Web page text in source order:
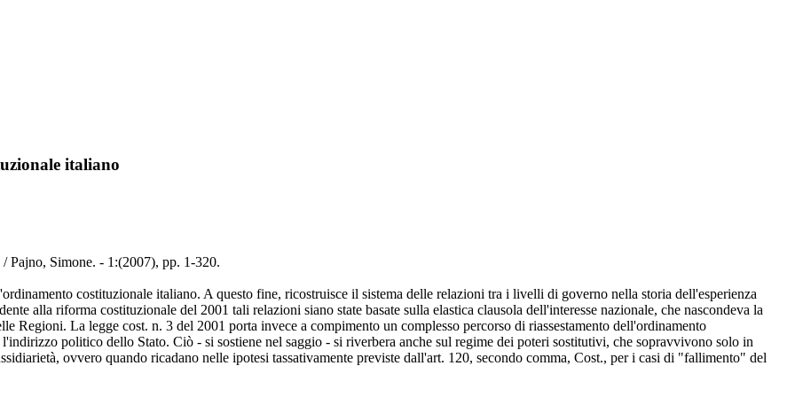
italiano
Pajno, Simone. - 1:(2007), pp. 1-320.
costituzionale italiano. A questo fine, ricostruisce il sistema delle relazioni tra i livelli di governo nella storia dell'esperienza
alla riforma costituzionale del 2001 tali relazioni siano state basate sulla elastica clausola dell'interesse nazionale, che nascondeva la
La legge cost. n. 3 del 2001 porta invece a compimento un complesso percorso di riassestamento dell'ordinamento
politico dello Stato. Ciò - si sostiene nel saggio - si riverbera anche sul regime dei poteri sostitutivi, che sopravvivono solo in
ovvero quando ricadano nelle ipotesi tassativamente previste dall'art. 120, secondo comma, Cost., per i casi di "fallimento" del